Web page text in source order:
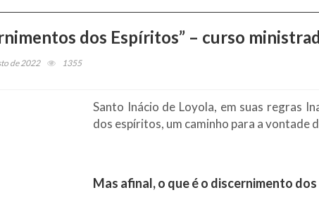
dos Espíritos” – curso
de 2022 1355
Santo Inácio de Loyola, em suas regras
dos espíritos, um caminho para a vontade
Mas afinal, o que é o discernimento